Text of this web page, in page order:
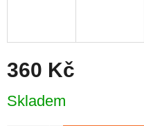
360 Kč
Měrná
cena:
Skladem